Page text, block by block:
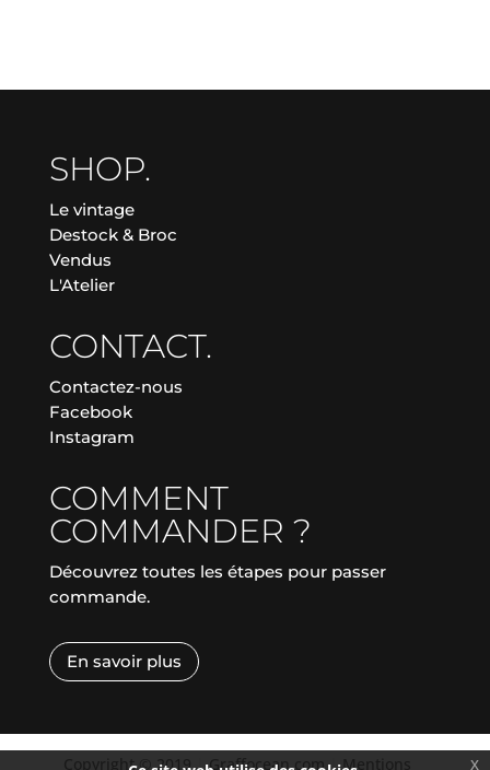
SHOP.
Le vintage
Destock & Broc
Vendus
L'Atelier
CONTACT.
Contactez-nous
Facebook
Instagram
COMMENT
COMMANDER ?
Découvrez toutes les étapes pour passer
commande.
En savoir plus
Copyright © 2019| Graffocean.com | Mentions x